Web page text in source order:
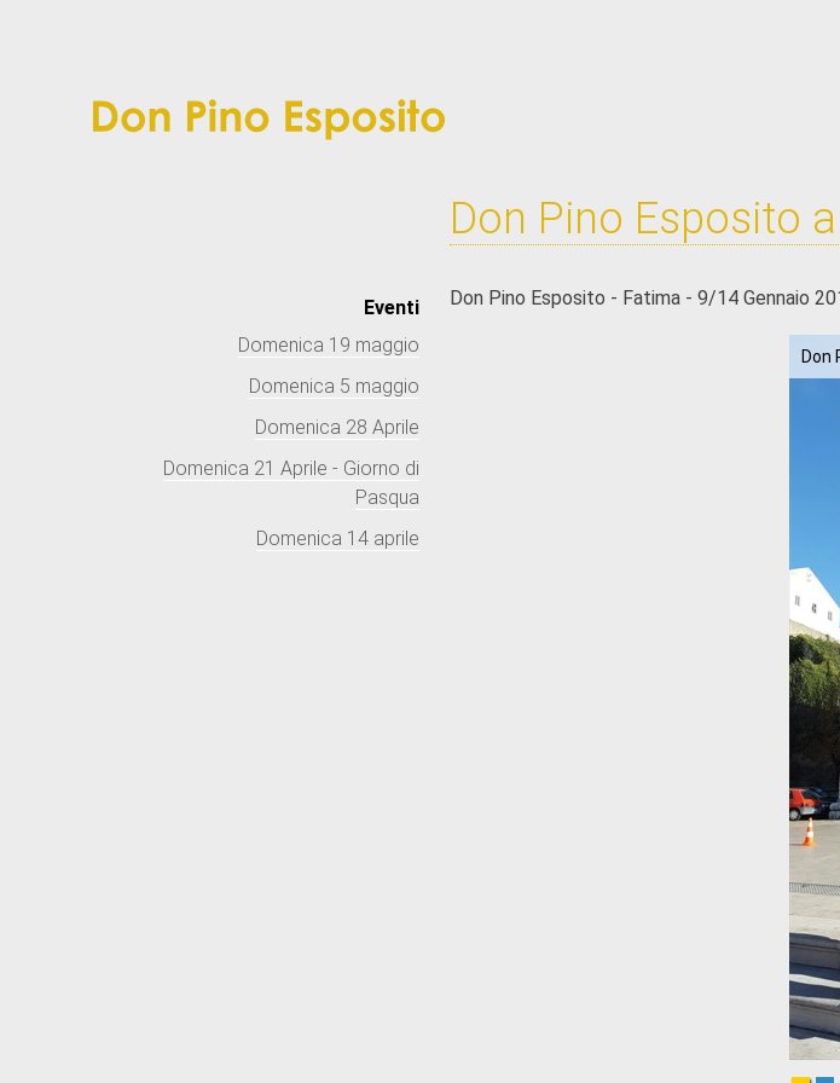
Eventi
Domenica 19 maggio
Domenica 5 maggio
Domenica 28 Aprile
Domenica 21 Aprile - Giorno di
Pasqua
Domenica 14 aprile
Don Pino Esposito
Don Pino Esposito - Fatima - 9/14 Gennaio
Don